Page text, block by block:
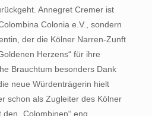
Annegret Cremer ist
Colonia e.V., sondern
der die Kölner Narren-Zunft
Herzens“ für ihre
Brauchtum besonders Dank
neue Würdenträgerin hielt
schon als Zugleiter des Kölner
„Colombinen“ eng